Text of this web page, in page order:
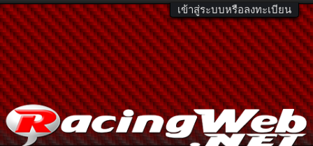
เข้าสู่ระบบหรือลงทะเบียน